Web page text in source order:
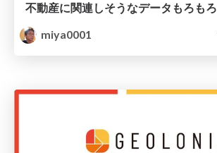
不動産に関連しそうなデータもろもろ
miya0001